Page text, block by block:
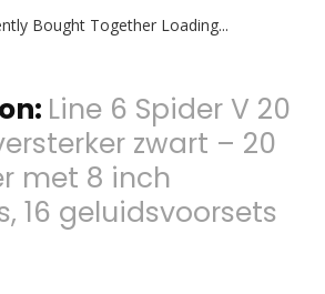
Bought Together Loading...
Line 6 Spider V 20
zwart – 20
met 8 inch
16 geluidsvoorsets